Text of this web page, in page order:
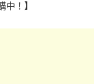
！】